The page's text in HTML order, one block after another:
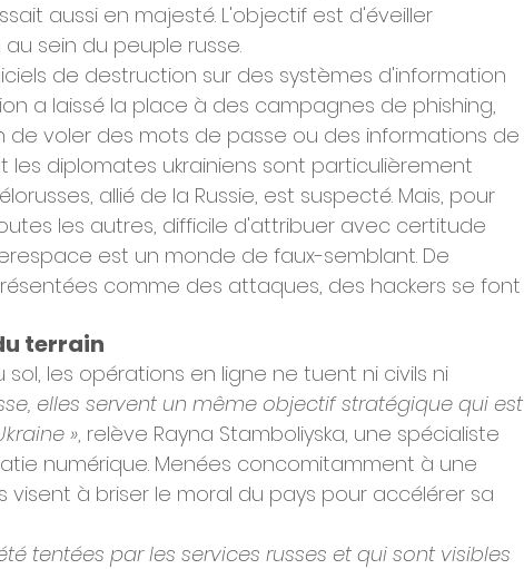
aussi en majesté. L'objectif est d'éveiller
sein du peuple russe.
de destruction sur des systèmes d'information
a laissé la place à des campagnes de phishing,
de voler des mots de passe ou des informations de
les diplomates ukrainiens sont particulièrement
allié de la Russie, est suspecté. Mais, pour
les autres, difficile d'attribuer avec certitude
est un monde de faux-semblant. De
comme des attaques, des hackers se font
terrain
les opérations en ligne ne tuent ni civils ni
elles servent un même objectif stratégique qui est
», relève Rayna Stamboliyska, une spécialiste
numérique. Menées concomitamment à une
à briser le moral du pays pour accélérer sa
tentées par les services russes et qui sont visibles